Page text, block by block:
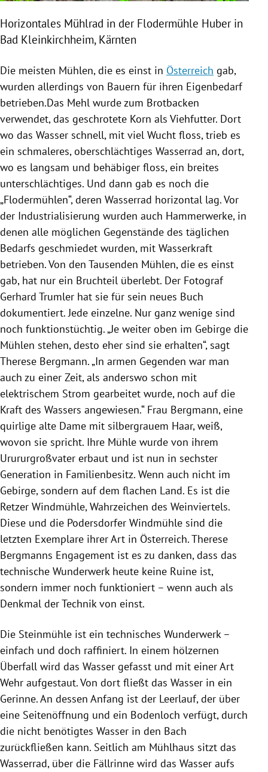
Horizontales Mühlrad in der Flodermühle Huber in
Bad Kleinkirchheim, Kärnten
Die meisten Mühlen, die es einst in Österreich gab,
wurden allerdings von Bauern für ihren Eigenbedarf
betrieben.Das Mehl wurde zum Brotbacken
verwendet, das geschrotete Korn als Viehfutter. Dort
wo das Wasser schnell, mit viel Wucht floss, trieb es
ein schmaleres, oberschlächtiges Wasserrad an, dort,
wo es langsam und behäbiger floss, ein breites
unterschlächtiges. Und dann gab es noch die
„Flodermühlen“, deren Wasserrad horizontal lag. Vor
der Industrialisierung wurden auch Hammerwerke, in
denen alle möglichen Gegenstände des täglichen
Bedarfs geschmiedet wurden, mit Wasserkraft
betrieben. Von den Tausenden Mühlen, die es einst
gab, hat nur ein Bruchteil überlebt. Der Fotograf
Gerhard Trumler hat sie für sein neues Buch
dokumentiert. Jede einzelne. Nur ganz wenige sind
noch funktionstüchtig. „Je weiter oben im Gebirge die
Mühlen stehen, desto eher sind sie erhalten“, sagt
Therese Bergmann. „In armen Gegenden war man
auch zu einer Zeit, als anderswo schon mit
elektrischem Strom gearbeitet wurde, noch auf die
Kraft des Wassers angewiesen.“ Frau Bergmann, eine
quirlige alte Dame mit silbergrauem Haar, weiß,
wovon sie spricht. Ihre Mühle wurde von ihrem
Urururgroßvater erbaut und ist nun in sechster
Generation in Familienbesitz. Wenn auch nicht im
Gebirge, sondern auf dem flachen Land. Es ist die
Retzer Windmühle, Wahrzeichen des Weinviertels.
Diese und die Podersdorfer Windmühle sind die
letzten Exemplare ihrer Art in Österreich.Therese
Bergmanns Engagement ist es zu danken, dass das
technische Wunderwerk heute keine Ruine ist,
sondern immer noch funktioniert – wenn auch als
Denkmal der Technik von einst.
Die Steinmühle ist ein technisches Wunderwerk –
einfach und doch raffiniert. In einem hölzernen
Überfall wird das Wasser gefasst und mit einer Art
Wehr aufgestaut. Von dort fließt das Wasser in ein
Gerinne. An dessen Anfang ist der Leerlauf, der über
eine Seitenöffnung und ein Bodenloch verfügt, durch
die nicht benötigtes Wasser in den Bach
zurückfließen kann. Seitlich am Mühlhaus sitzt das
Wasserrad, über die Fällrinne wird das Wasser aufs